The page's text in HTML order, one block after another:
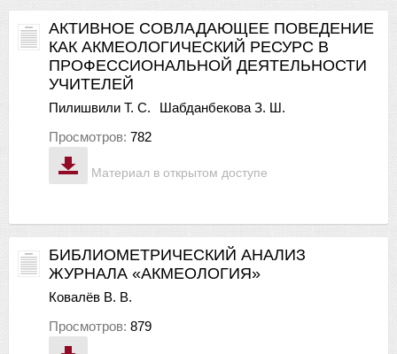
Материал в открытом доступе
АКТИВНОЕ СОВЛАДАЮЩЕЕ ПОВЕДЕНИЕ
КАК АКМЕОЛОГИЧЕСКИЙ РЕСУРС В
ПРОФЕССИОНАЛЬНОЙ ДЕЯТЕЛЬНОСТИ
УЧИТЕЛЕЙ
Пилишвили Т. С.
Шабданбекова З. Ш.
Просмотров: 782
БИБЛИОМЕТРИЧЕСКИЙ АНАЛИЗ
ЖУРНАЛА «АКМЕОЛОГИЯ»
Ковалёв В. В.
Просмотров: 879